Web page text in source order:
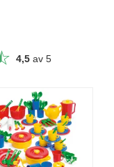
4,5av 5